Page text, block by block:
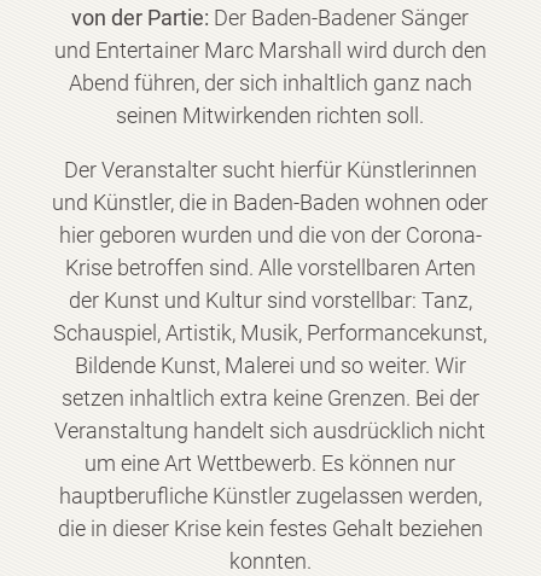
von der Partie: Der Baden-Badener Sänger
und Entertainer Marc Marshall wird durch den
Abend führen, der sich inhaltlich ganz nach
seinen Mitwirkenden richten soll.
Der Veranstalter sucht hierfür Künstlerinnen
und Künstler, die in Baden-Baden wohnen oder
hier geboren wurden und die von der Corona-
Krise betroffen sind. Alle vorstellbaren Arten
der Kunst und Kultur sind vorstellbar: Tanz,
Schauspiel, Artistik, Musik, Performancekunst,
Bildende Kunst, Malerei und so weiter. Wir
setzen inhaltlich extra keine Grenzen. Bei der
Veranstaltung handelt sich ausdrücklich nicht
um eine Art Wettbewerb. Es können nur
hauptberufliche Künstler zugelassen werden,
die in dieser Krise kein festes Gehalt beziehen
konnten.